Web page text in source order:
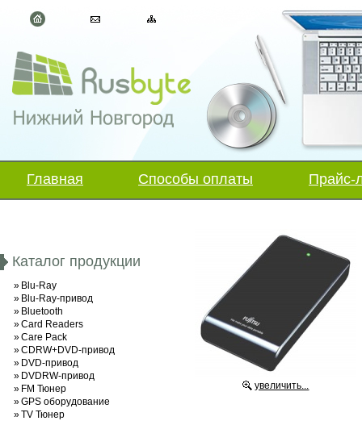
Главная Способы оплаты Прайс-
Каталог продукции
» Blu-Ray
» Blu-Ray-привод
» Bluetooth
»Card Readers
»Care Pack
»CDRW+DVD-привод
» DVD-привод
» DVDRW-привод
» FM Тюнер
»GPS оборудование
»TV Тюнер
увеличить...